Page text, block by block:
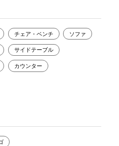
チェア・ベンチ ソファ
サイドテーブル
カウンター